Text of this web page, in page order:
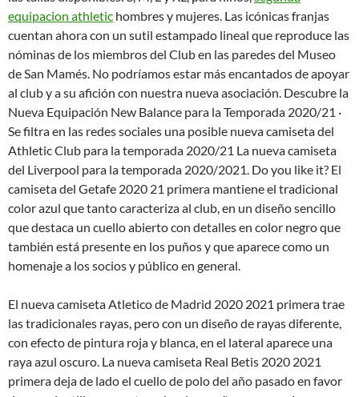
equipacion athletic hombres y mujeres. Las icónicas franjas
cuentan ahora con un sutil estampado lineal que reproduce las
nóminas de los miembros del Club en las paredes del Museo
de San Mamés. No podríamos estar más encantados de apoyar
al club y a su afición con nuestra nueva asociación. Descubre la
Nueva Equipación New Balance para la Temporada 2020/21 ·
Se filtra en las redes sociales una posible nueva camiseta del
Athletic Club para la temporada 2020/21 La nueva camiseta
del Liverpool para la temporada 2020/2021. Do you like it? El
camiseta del Getafe 2020 21 primera mantiene el tradicional
color azul que tanto caracteriza al club, en un diseño sencillo
que destaca un cuello abierto con detalles en color negro que
también está presente en los puños y que aparece como un
homenaje a los socios y público en general.
El nueva camiseta Atletico de Madrid 2020 2021 primera trae
las tradicionales rayas, pero con un diseño de rayas diferente,
con efecto de pintura roja y blanca, en el lateral aparece una
raya azul oscuro. La nueva camiseta Real Betis 2020 2021
primera deja de lado el cuello de polo del año pasado en favor